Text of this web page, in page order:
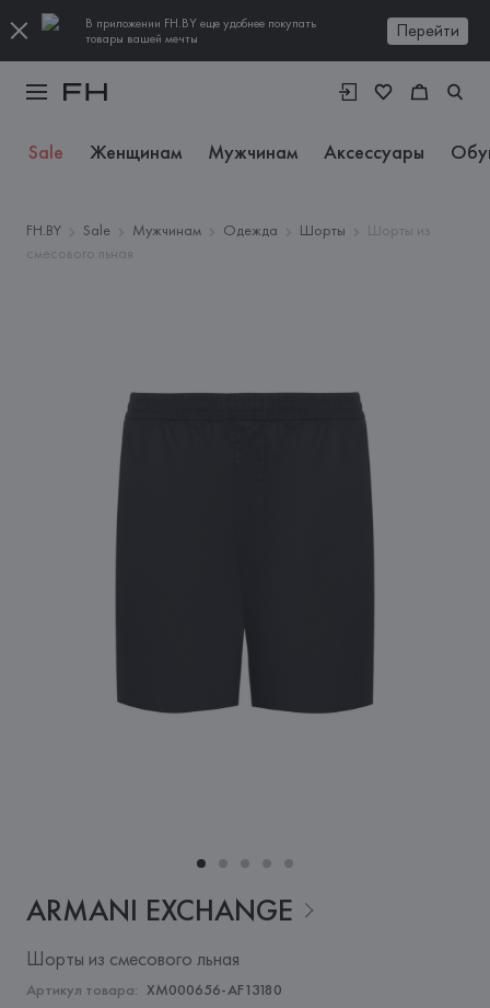
В приложении FH.BY еще удобнее покупать
товары вашей мечты
Перейти
Sale Женщинам Мужчинам Аксессуары
FH.BY Sale Мужчинам Одежда Шорты
Шорты из
смесового льная
ARMANI EXCHANGE
Шорты из смесового льная
Артикул товара: XM000656-AF13180